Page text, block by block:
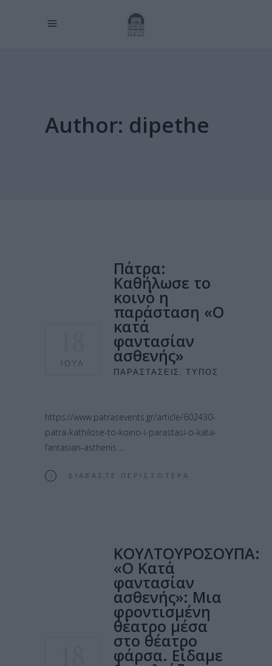
Author: dipethe
ΙΟΎΛ
Πάτρα:
Καθήλωσε το
κοινό η
παράσταση «Ο
κατά
φαντασίαν
ασθενής»
ΠΑΡΑΣΤΆΣΕΙΣ ,ΤΎΠΟΣ
https://www.patrasevents.gr/article/602430-
patra-kathilose-to-koino-i-parastasi-o-kata-
fantasian-asthenis
ΔΙΑΒΆΣΤΕ ΠΕΡΙΣΣΌΤΕΡΑ
ΚΟΥΛΤΟΥΡΟΣΟΥΠΑ:
«Ο Κατά
φαντασίαν
ασθενής»: Μια
φροντισμένη
θέατρο μέσα
στο θέατρο
φάρσα. Είδαμε